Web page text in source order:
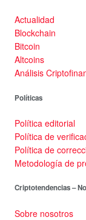
Actualidad
Blockchain
Bitcoin
Altcoins
Análisis
Políticas
Política editorial
Política de
Política de
Metodología de
Criptotendencias –
Sobre nosotros